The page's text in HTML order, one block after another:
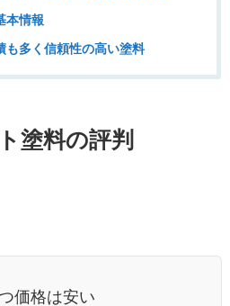
本情報
も多く信頼性の高い塗料
塗料の評判
価格は安い